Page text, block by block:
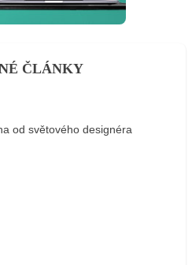
ČLÁNKY
od světového designéra